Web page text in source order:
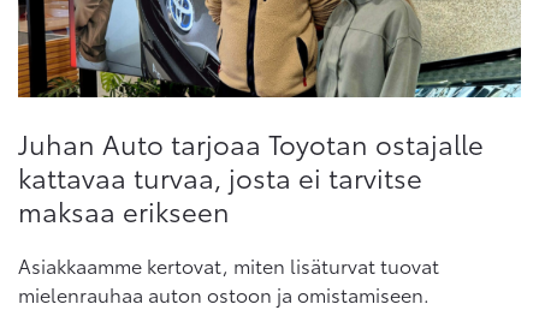
Juhan Auto tarjoaa Toyotan os­ta­jal­le
kat­ta­vaa turvaa, josta ei tar­vit­se
maksaa erik­seen
Asiakkaamme kertovat, miten lisäturvat tuovat
mielenrauhaa auton ostoon ja omistamiseen.